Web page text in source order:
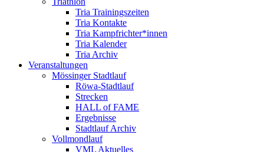
Tria Trainingszeiten
Tria Kontakte
Tria Kampfrichter*innen
Tria Kalender
Tria Archiv
Veranstaltungen
Mössinger Stadtlauf
Röwa-Stadtlauf
Strecken
HALL of FAME
Ergebnisse
Stadtlauf Archiv
Vollmondlauf
VML Aktuelles